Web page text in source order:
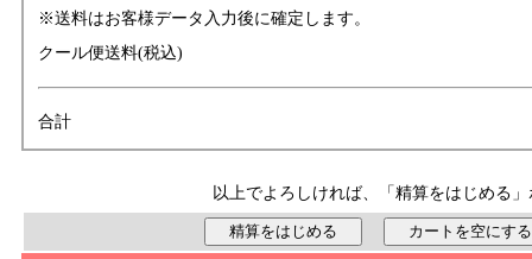
※送料はお客様データ入力後に確定します。
クール便送料(税込)
合計
以上でよろしければ、「精算をはじめる